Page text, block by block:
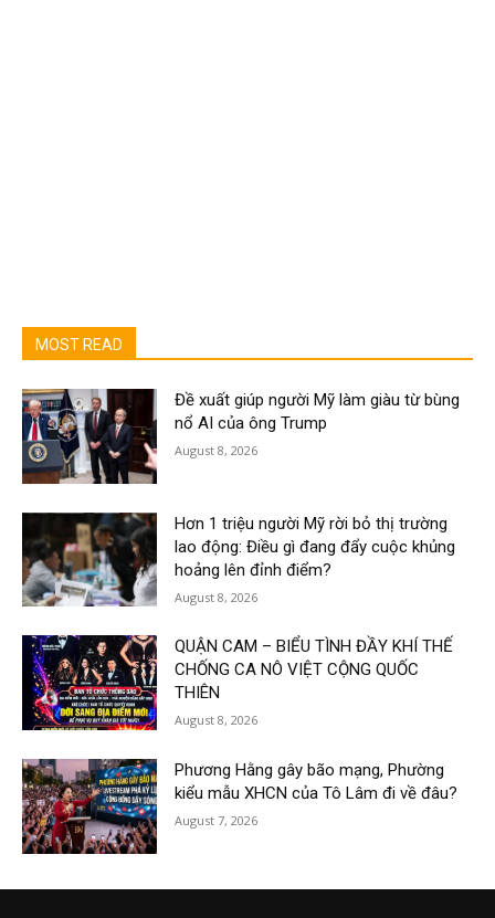
MOST READ
Đề xuất giúp người Mỹ làm giàu từ bùng
nổ AI của ông Trump
August 8, 2026
Hơn 1 triệu người Mỹ rời bỏ thị trường
lao động: Điều gì đang đẩy cuộc khủng
hoảng lên đỉnh điểm?
August 8, 2026
QUẬN CAM – BIỂU TÌNH ĐẦY KHÍ THẾ
CHỐNG CA NÔ VIỆT CỘNG QUỐC
THIÊN
August 8, 2026
Phương Hằng gây bão mạng, Phường
kiểu mẫu XHCN của Tô Lâm đi về đâu?
August 7, 2026